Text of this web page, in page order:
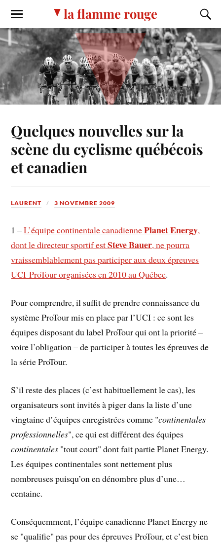
la flamme rouge
Quelques nouvelles sur la
scène du cyclisme québécois
et canadien
LAURENT 3 NOVEMBRE 2009
1 –L’équipe continentale canadiennePlanet Energy,
dont le directeur sportif estSteve Bauer, ne pourra
vraissemblablement pas participer aux deux épreuves
UCI ProTour organisées en 2010 au Québec.
Pour comprendre, il suffit de prendre connaissance du
système ProTour mis en place par l’UCI : ce sont les
équipes disposant du label ProTour qui ont la priorité –
voire l’obligation – de participer à toutes les épreuves de
la série ProTour.
S’il reste des places (c’est habituellement le cas), les
organisateurs sont invités à piger dans la liste d’une
vingtaine d’équipes enregistrées comme "continentales
professionnelles", ce qui est différent des équipes
continentales "tout court" dont fait partie Planet Energy.
Les équipes continentales sont nettement plus
nombreuses puisqu’on en dénombre plus d’une…
centaine.
Conséquemment, l’équipe canadienne Planet Energy ne
se "qualifie" pas pour des épreuves ProTour, et c’est bien